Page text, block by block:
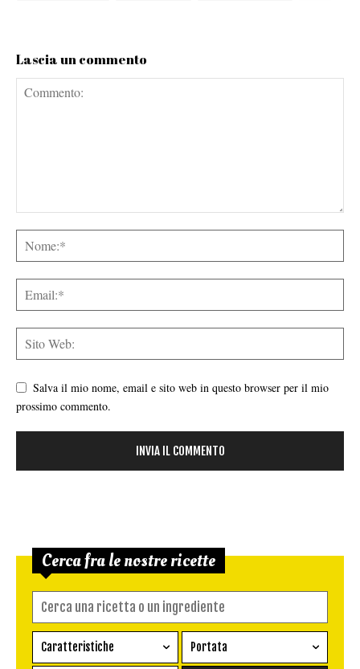
Lascia un commento
Salva il mio nome, email e sito web in questo browser per il mio
prossimo commento.
Cerca fra le nostre ricette
Caratteristiche Portata